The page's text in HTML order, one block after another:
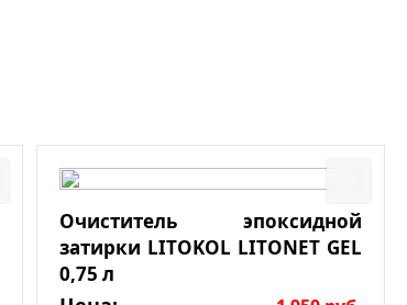
Очиститель эпоксидной
затирки LITOKOL LITONET GEL
0,75 л